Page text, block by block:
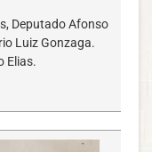
Deputado Afonso
Luiz Gonzaga.
Elias.